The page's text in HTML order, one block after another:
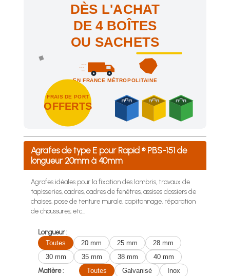
DÈS L'ACHAT
DE 4 BOÎTES
OU SACHETS
EN FRANCE MÉTROPOLITAINE
FRAIS DE PORT
OFFERTS
Achetez 4 sachets ou boîtes d'agrafes ou de pointes et
Agrafes de type E pour Rapid ® PBS-151 de
longueur 20mm à 40mm
Agrafes idéales pour la fixation des lambris, travaux de
tapisseries, cadres, cadres de fenêtres, assises dossiers de
chaises, pose de tenture murale, capitonnage, réparation
de chaussures, etc...
Longueur :
Toutes
20 mm 25 mm
28 mm
30 mm
35 mm 38 mm
40 mm
Matière :
Toutes Galvanisé Inox